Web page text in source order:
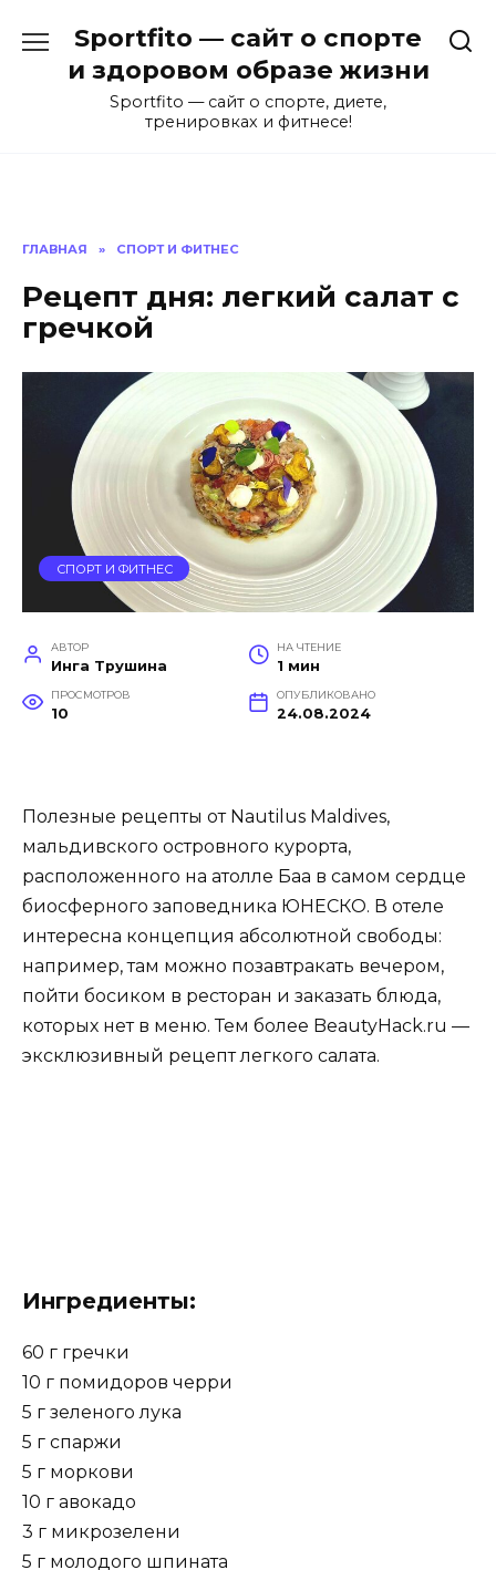
содержанию
Sportfito — сайт о спорте
и здоровом образе жизни
Sportfito — сайт о спорте, диете,
тренировках и фитнесе!
ГЛАВНАЯ » СПОРТ И ФИТНЕС
Рецепт дня: легкий салат с
гречкой
СПОРТ И ФИТНЕС
АВТОР
Инга Трушина
НА ЧТЕНИЕ
1 мин
ПРОСМОТРОВ
10
ОПУБЛИКОВАНО
24.08.2024
Полезные рецепты от Nautilus Maldives,
мальдивского островного курорта,
расположенного на атолле Баа в самом сердце
биосферного заповедника ЮНЕСКО. В отеле
интересна концепция абсолютной свободы:
например, там можно позавтракать вечером,
пойти босиком в ресторан и заказать блюда,
которых нет в меню. Тем более BeautyHack.ru —
эксклюзивный рецепт легкого салата.
Ингредиенты:
60 г гречки
10 г помидоров черри
5 г зеленого лука
5 г спаржи
5 г моркови
10 г авокадо
3 г микрозелени
5 г молодого шпината